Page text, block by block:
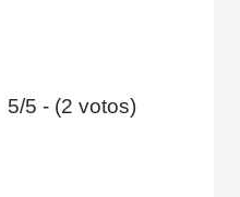
5/5 - (2 votos)